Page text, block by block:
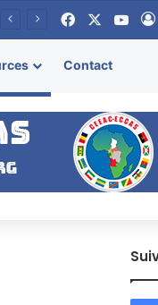
Facebook
Contact